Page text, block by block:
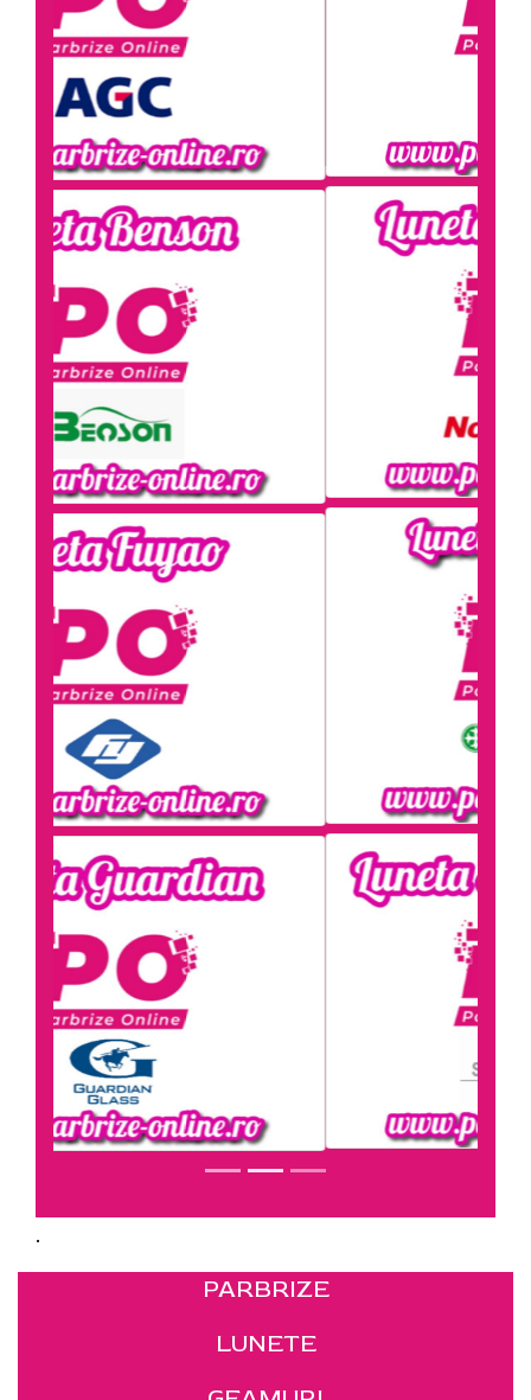
.
PARBRIZE
LUNETE